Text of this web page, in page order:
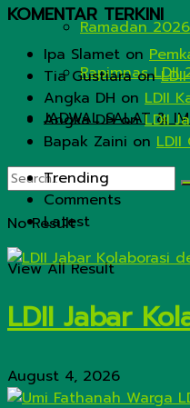
Ramadan 2026
Rapimnas LDII
JADWAL SALAT &
No Result
View All Result
KOMENTAR TERKINI
Ipa Slamet on
Tia Gustiaraon
Angka DH on LDII
Angka DHonLDII
Bapak Zaini on LDII
Trending
Comments
Latest
LDII Jabar
August 4, 2026